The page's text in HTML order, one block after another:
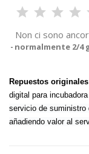
Non ci sono
normalmente 2/4
Repuestos
digital para
servicio de suministro
añadiendo valor al